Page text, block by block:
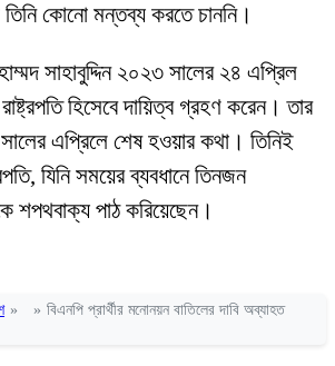
তিনি কোনো মন্তব্য করতে চাননি।
সাহাবুদ্দিন ২০২৩ সালের ২৪ এপ্রিল
হিসেবে দায়িত্ব গ্রহণ করেন। তার
এপ্রিলে শেষ হওয়ার কথা। তিনিই
যিনি সময়ের ব্যবধানে তিনজন
শপথবাক্য পাঠ করিয়েছেন।
» » বিএনপি প্রার্থীর মনোনয়ন বাতিলের দাবি অব্যাহত